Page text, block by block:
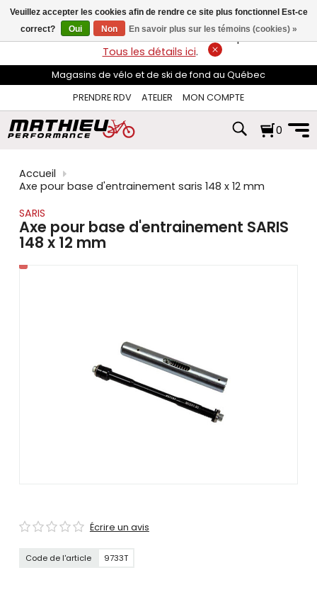
flèches
haut
et
pour
sélectionner
disponible.
Appuyez
pour
accéder
de
recherche
sélectionné.
LIVRAISON GRATUITEsur les commandes de plus de 74$*.
Tous les détails ici.
Magasins de vélo et de ski de fond au Québec
PRENDRE RDV
ATELIER MON COMPTE
0
Accueil
Axe pour base d'entrainement saris 148 x 12 mm
SARIS
Axe pour base d'entrainement SARIS
148 x 12 mm
Écrire un avis
Code de l'article 9733T
Veuillez accepter les cookies afin de rendre ce site plus fonctionnel Est-ce
correct?
Oui Non En savoir plus sur les témoins (cookies) »